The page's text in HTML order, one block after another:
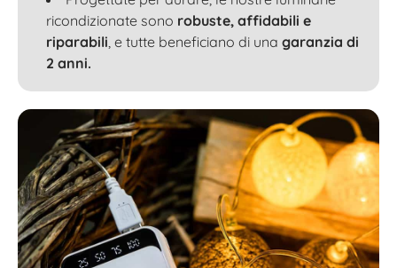
ricondizionate sono robuste, affidabili e
riparabili , e tutte beneficiano di una garanzia di
2 anni.